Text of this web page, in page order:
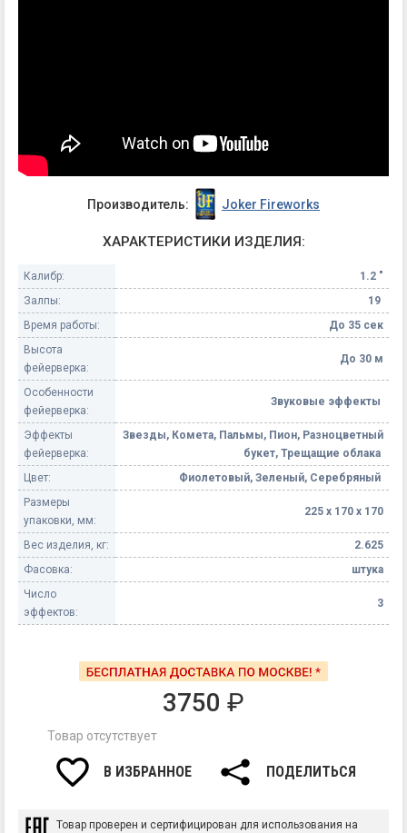
Производитель: Joker Fireworks
ХАРАКТЕРИСТИКИ ИЗДЕЛИЯ:
Калибр:
1.2 "
Залпы:
19
Время работы:
До 35 сек
Высота
фейерверка:
До 30 м
Особенности
фейерверка:
Звуковые эффекты
Эффекты
фейерверка:
Звезды, Комета, Пальмы, Пион, Разноцветный
букет, Трещащие облака
Цвет:
Фиолетовый, Зеленый, Серебряный
Размеры
упаковки, мм:
225 х 170 х 170
Вес изделия, кг:
2.625
Фасовка:
штука
Число
эффектов:
3
3750 ₽
Товар отсутствует
В ИЗБРАННОЕ ПОДЕЛИТЬСЯ
Товар проверен и сертифицирован для использования на